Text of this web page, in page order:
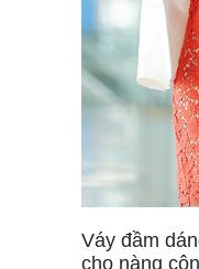
Váy đầm
cho nàng